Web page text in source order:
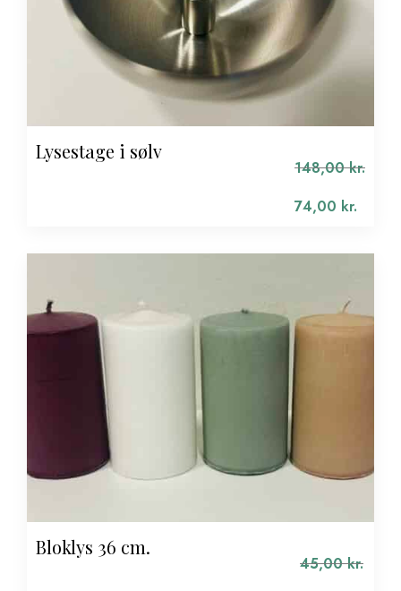
Lysestage i sølv
148,00kr.
oprindelige
148,00 kr..
74,00 kr.
pris
Bloklys 36 cm.
45,00kr.